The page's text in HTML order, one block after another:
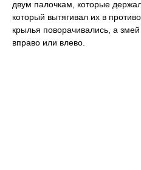
двум палочкам, которые
который вытягивал их в
крылья поворачивались, а
вправо или влево.